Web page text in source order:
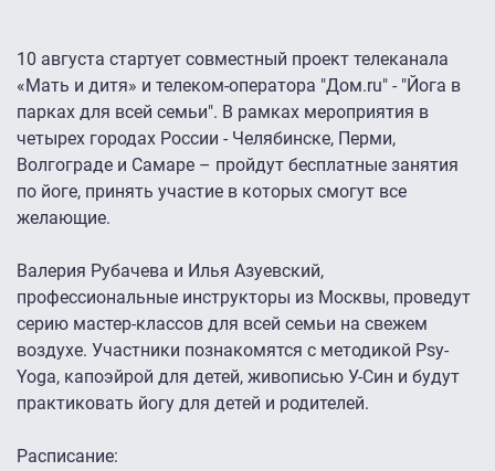
10 августа стартует совместный проект телеканала
«Мать и дитя» и телеком-оператора "Дом.ru" - "Йога в
парках для всей семьи". В рамках мероприятия в
четырех городах России - Челябинске, Перми,
Волгограде и Самаре – пройдут бесплатные занятия
по йоге, принять участие в которых смогут все
желающие.
Валерия Рубачева и Илья Азуевский,
профессиональные инструкторы из Москвы, проведут
серию мастер-классов для всей семьи на свежем
воздухе. Участники познакомятся с методикой Psy-
Yoga, капоэйрой для детей, живописью У-Син и будут
практиковать йогу для детей и родителей.
Расписание: